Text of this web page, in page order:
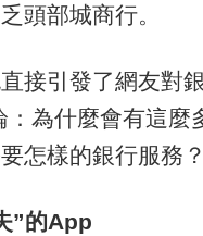
頭部城商行。
引發了網友對銀
：為什麼會有這麼
怎樣的銀行服務？
”的App